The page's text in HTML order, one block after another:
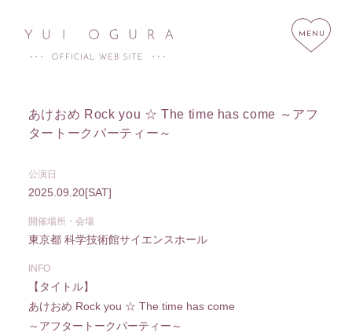
SCHEDULE
DISCOGRAPHY
あけおめ Rock you ☆ The time has come ～アフ
タートークパーティー～
公演日
2025.09.20[SAT]
開催場所・会場
東京都 科学技術館サイエンスホール
INFO
【タイトル】
あけおめ Rock you ☆ The time has come
～アフタートークパーティー～